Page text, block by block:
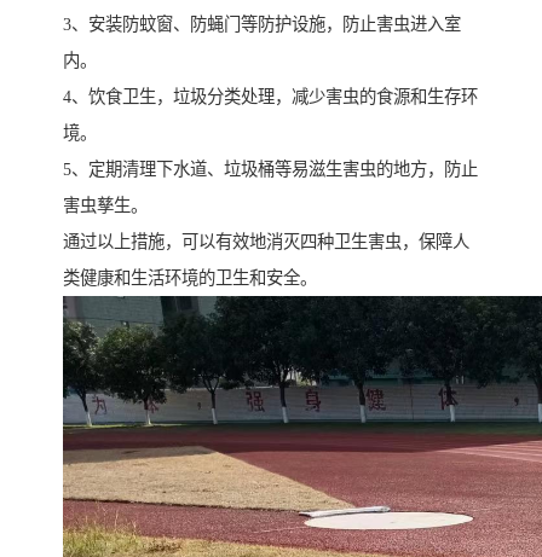
3、安装防蚊窗、防蝇门等防护设施，防止害虫进入室
内。
4、饮食卫生，垃圾分类处理，减少害虫的食源和生存环
境。
5、定期清理下水道、垃圾桶等易滋生害虫的地方，防止
害虫孳生。
通过以上措施，可以有效地消灭四种卫生害虫，保障人
类健康和生活环境的卫生和安全。